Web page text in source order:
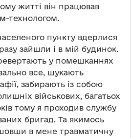
житті він працював
технологом.
пункту вдерлися
зайшли і в мій будинок.
у помешканнях
все, шукають
забирають із собою
військових, багатьох
тому я проходив службу
бригад. Та якимось
в мене травматичну